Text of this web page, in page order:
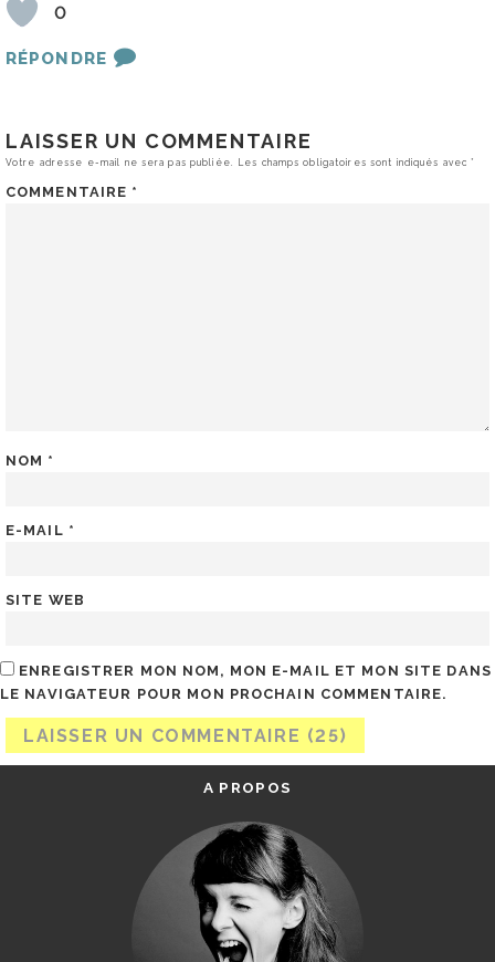
0
RÉPONDRE
LAISSER UN COMMENTAIRE
Votre adresse e-mail ne sera pas publiée. Les champs obligatoires sont indiqués avec*
COMMENTAIRE *
NOM *
E-MAIL *
SITE WEB
ENREGISTRER MON NOM, MON E-MAIL ET MON SITE DANS
LE NAVIGATEUR POUR MON PROCHAIN COMMENTAIRE.
A PROPOS